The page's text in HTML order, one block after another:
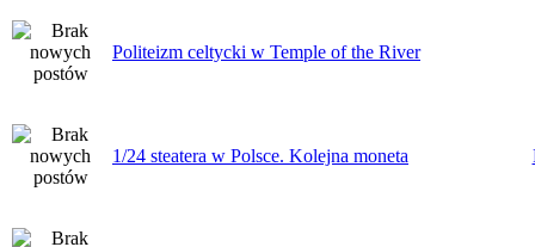
Politeizm celtycki w Temple of the River
1/24 steatera w Polsce. Kolejna moneta